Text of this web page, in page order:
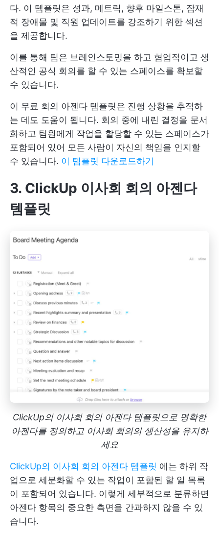
다. 이 템플릿은 성과, 메트릭, 향후 마일스톤, 잠재
적 장애물 및 직원 업데이트를 강조하기 위한 섹션
을 제공합니다.
이를 통해 팀은 브레인스토밍을 하고 협업적이고 생
산적인 공식 회의를 할 수 있는 스페이스를 확보할
수 있습니다.
이 무료 회의 아젠다 템플릿은 진행 상황을 추적하
는 데도 도움이 됩니다. 회의 중에 내린 결정을 문서
화하고 팀원에게 작업을 할당할 수 있는 스페이스가
포함되어 있어 모든 사람이 자신의 책임을 인지할
수 있습니다. 이 템플릿 다운로드하기
3. ClickUp 이사회 회의 아젠다
템플릿
ClickUp의 이사회 회의 아젠다 템플릿으로 명확한
아젠다를 정의하고 이사회 회의의 생산성을 유지하
세요
ClickUp의 이사회 회의 아젠다 템플릿 에는 하위 작
업으로 세분화할 수 있는 작업이 포함된 할 일 목록
이 포함되어 있습니다. 이렇게 세부적으로 분류하면
아젠다 항목의 중요한 측면을 간과하지 않을 수 있
습니다.